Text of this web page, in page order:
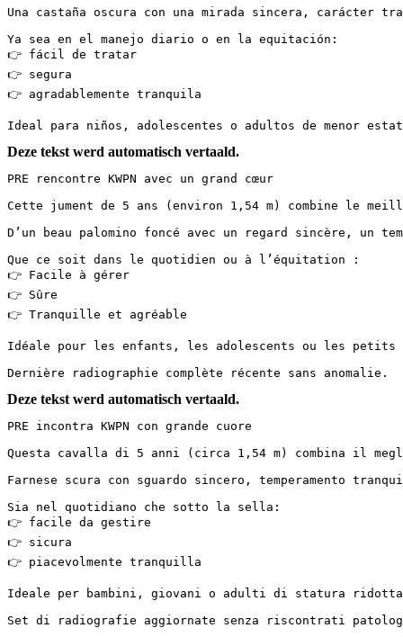
Una castaña oscura con una mirada sincera, carácter
Ya sea en el manejo diario o en la equitación:
👉 fácil de tratar
👉 segura
👉 agradablemente tranquila
Ideal para niños, adolescentes o adultos de menor
Deze tekst werd automatisch vertaald.
PRE rencontre KWPN avec un grand cœur
Cette jument de 5 ans (environ 1,54 m) combine le
D’un beau palomino foncé avec un regard sincère, un
Que ce soit dans le quotidien ou à l’équitation :
👉 Facile à gérer
👉 Sûre
👉 Tranquille et agréable
Idéale pour les enfants, les adolescents ou les
Dernière radiographie complète récente sans anomalie.
Deze tekst werd automatisch vertaald.
PRE incontra KWPN con grande cuore
Questa cavalla di 5 anni (circa 1,54 m) combina il
Farnese scura con sguardo sincero, temperamento
Sia nel quotidiano che sotto la sella:
👉 facile da gestire
👉 sicura
👉 piacevolmente tranquilla
Ideale per bambini, giovani o adulti di statura
Set di radiografie aggiornate senza riscontrati